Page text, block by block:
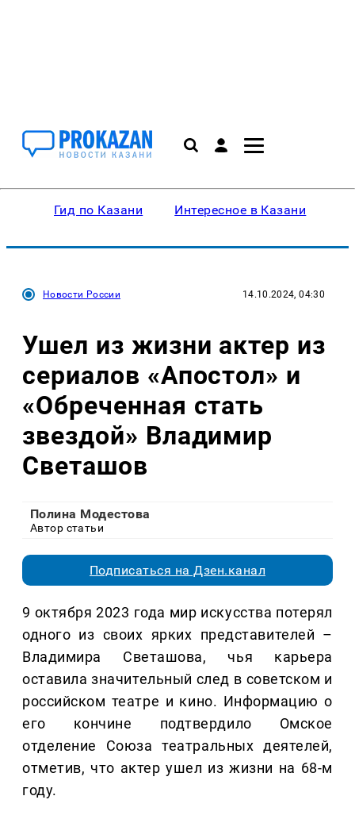
Гид по Казани Интересное в Казани
Новости России 14.10.2024, 04:30
Ушел из жизни актер из
сериалов «Апостол» и
«Обреченная стать
звездой» Владимир
Светашов
Полина Модестова
Автор статьи
Подписаться на Дзен.канал
9 октября 2023 года мир искусства потерял
одного из своих ярких представителей –
Владимира Светашова, чья карьера
оставила значительный след в советском и
российском театре и кино. Информацию о
его кончине подтвердило Омское
отделение Союза театральных деятелей,
отметив, что актер ушел из жизни на 68-м
году.